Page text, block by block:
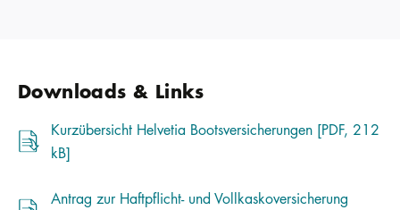
Downloads & Links
Kurzübersicht Helvetia Bootsversicherungen [PDF, 212
kB]
Antrag zur Haftpflicht- und Vollkaskoversicherung